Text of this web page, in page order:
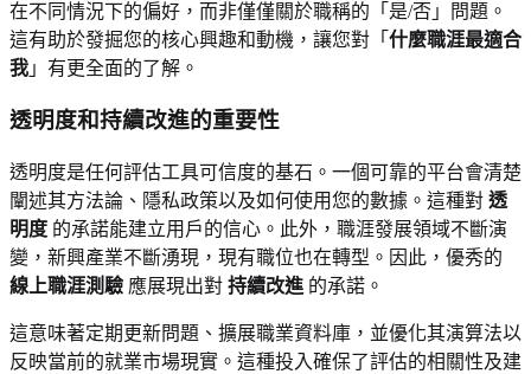
在不同情況下的偏好，而非僅僅關於職稱的「是/否」問題。
這有助於發掘您的核心興趣和動機，讓您對「 什麼職涯最適合
我 」有更全面的了解。
透明度和持續改進的重要性
透明度是任何評估工具可信度的基石。一個可靠的平台會清楚
闡述其方法論、隱私政策以及如何使用您的數據。這種對 透
明度 的承諾能建立用戶的信心。此外，職涯發展領域不斷演
變，新興產業不斷湧現，現有職位也在轉型。因此，優秀的
線上職涯測驗 應展現出對 持續改進 的承諾。
這意味著定期更新問題、擴展職業資料庫，並優化其演算法以
反映當前的就業市場現實。這種投入確保了評估的相關性及建